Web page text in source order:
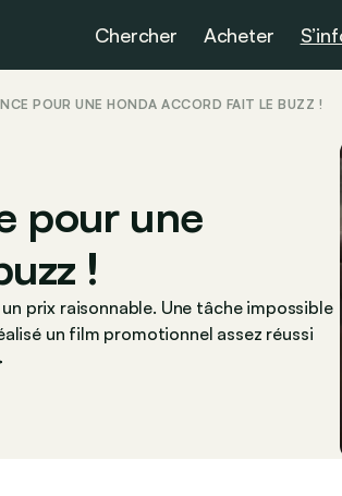
Chercher Acheter
POUR UNE HONDA ACCORD FAIT LE BUZZ !
pour une
!
prix raisonnable. Une tâche impossible
un film promotionnel assez réussi